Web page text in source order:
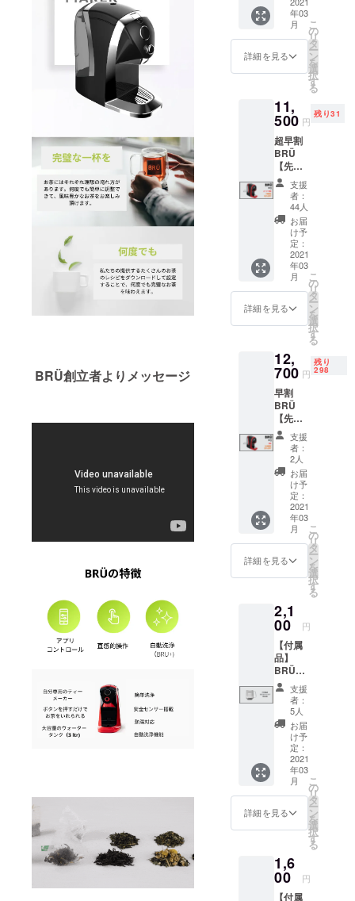
BRÜ創立者よりメッセージ
OFF ボ
タンを
押すだ
けで完
璧な一
杯を入
れる自
動
ティー
マシー
ンで
す。 ど
んな種
類のお
茶にも
対応す
るBRÜ
をこの
機会に
是非！
BRÜ+
ティー
アウト
レット
ホース
×3 ・ガ
ラス抽
出チャ
ンバー
・マイ
クロ
メッ
シュふ
るい
BRÜ+
マシー
ンのカ
ラーは4
色より
こちら
のリ
ターン
価格は
送料込
みと
なって
おりま
す。 ※
本品は
海外か
らの発
送とな
るた
め、価
日本の
消費税
りませ
ん。 た
だし、
年03
月
詳細を見る
こ
の
リ
タ
ー
ン
を
選
択
す
る
11,
500 円
残り31
超早割
BRÜ
【先着
75個限
定・
41％OF
F】定価
19,500
円より
8,000円
OFF ボ
タンを
押すだ
けで完
璧な一
杯を入
れる自
動
ティー
マシー
ンで
す。 ど
んな種
類のお
茶にも
対応す
るBRÜ
をこの
機会に
是非！
・BRÜ
ティー
マシー
×3 ・グ
ラス抽
出チャ
ンバー
・ふる
い BRÜ
マシー
ンのカ
ラーは4
色より
お選び
くださ
い。 ※
こちら
のリ
ターン
価格は
おりま
す。 ※
本品は
支援
者：
44人
お届
け予
定：
2021
年03
月
詳細を見る
こ
の
リ
タ
ー
ン
を
選
択
す
る
12,
700 円
残り
298
早割
BRÜ
【先着
300個限
定・
35％OF
F】定価
19,500
円より
6,800円
OFF ボ
タンを
押すだ
けで完
璧な一
杯を入
れる自
動
ティー
マシー
ンで
す。 ど
んな種
類のお
茶にも
対応す
るBRÜ
をこの
機会に
是非！
・BRÜ
ティー
マシー
レット
ホース
×3 ・ガ
支援
者：
2人
お届
け予
定：
2021
年03
月
詳細を見る
こ
の
リ
タ
ー
ン
を
選
択
す
る
2,1
00 円
【付属
品】
BRÜガ
ラスマ
グ（限
定版）
特徴
BRÜの
ロゴの
入った
二重構
造グラ
スマグ
となっ
ており
ます。
のリ
ターン
価格は
支援
者：
5人
お届
け予
定：
2021
年03
月
詳細を見る
こ
の
リ
タ
ー
ン
を
選
択
す
る
1,6
00 円
【付属